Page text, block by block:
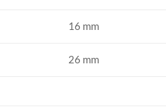
16 mm
26 mm